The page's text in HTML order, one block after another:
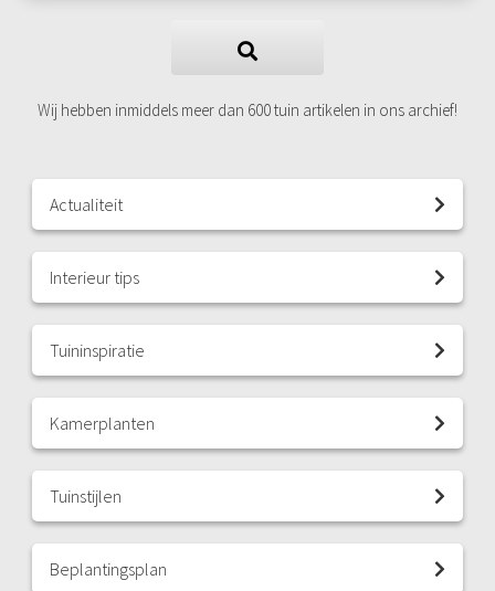
Wij hebben inmiddels meer dan 600 tuin artikelen in ons archief!
Actualiteit
Interieur tips
Tuininspiratie
Kamerplanten
Tuinstijlen
Beplantingsplan